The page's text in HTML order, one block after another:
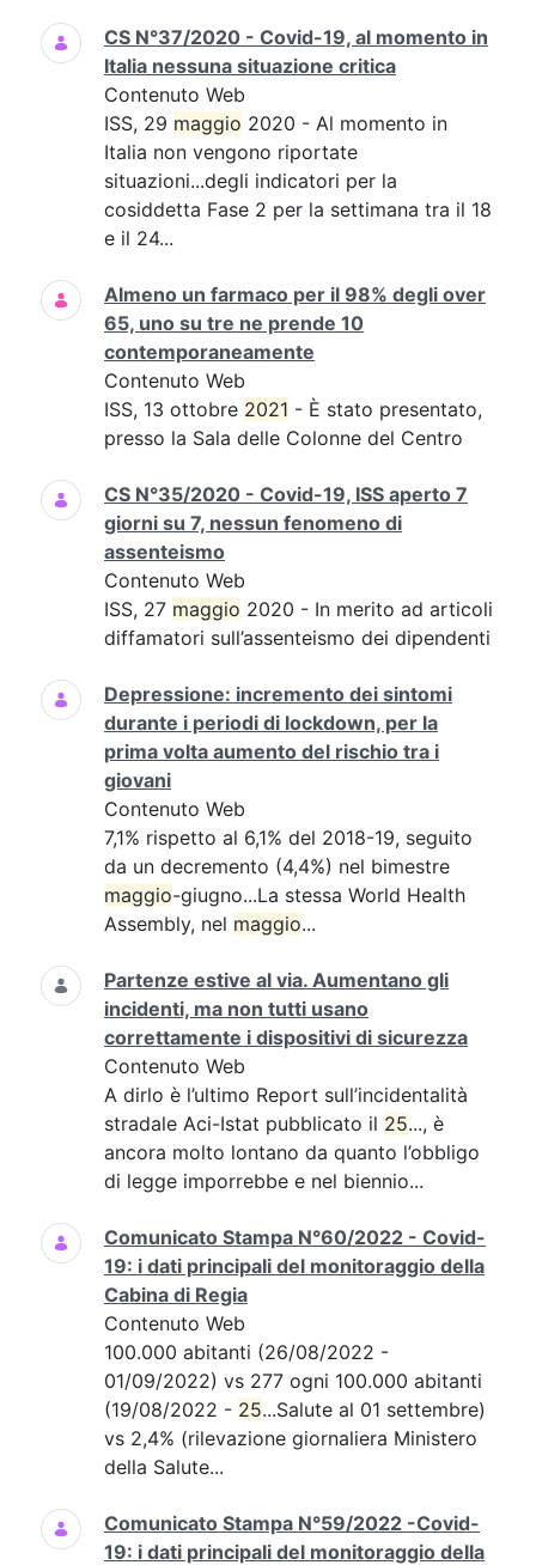
CS N°37/2020 - Covid-19, al momento in
Italia nessuna situazione critica
Contenuto Web
ISS, 29 maggio 2020 - Al momento in
Italia non vengono riportate
situazioni...degli indicatori per la
cosiddetta Fase 2 per la settimana tra il 18
e il 24...
Almeno un farmaco per il 98% degli over
65, uno su tre ne prende 10
contemporaneamente
Contenuto Web
ISS, 13 ottobre 2021 - È stato presentato,
presso la Sala delle Colonne del Centro
CS N°35/2020 - Covid-19, ISS aperto 7
giorni su 7, nessun fenomeno di
assenteismo
Contenuto Web
ISS, 27 maggio 2020 - In merito ad articoli
diffamatori sull’assenteismo dei dipendenti
Depressione: incremento dei sintomi
durante i periodi di lockdown, per la
prima volta aumento del rischio tra i
giovani
Contenuto Web
7,1% rispetto al 6,1% del 2018-19, seguito
da un decremento (4,4%) nel bimestre
maggio-giugno...La stessa World Health
Assembly, nel maggio...
Partenze estive al via. Aumentano gli
incidenti, ma non tutti usano
correttamente i dispositivi di sicurezza
Contenuto Web
A dirlo è l’ultimo Report sull’incidentalità
stradale Aci-Istat pubblicato il 25..., è
ancora molto lontano da quanto l’obbligo
di legge imporrebbe e nel biennio...
Comunicato Stampa N°60/2022 - Covid-
19: i dati principali del monitoraggio della
Cabina di Regia
Contenuto Web
100.000 abitanti (26/08/2022 -
01/09/2022) vs 277 ogni 100.000 abitanti
(19/08/2022 - 25...Salute al 01 settembre)
vs 2,4% (rilevazione giornaliera Ministero
della Salute...
Comunicato Stampa N°59/2022 -Covid-
19: i dati principali del monitoraggio della